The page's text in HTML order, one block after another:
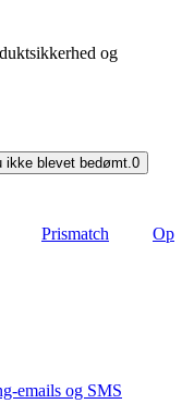
og
ikke blevet bedømt.0
Prismatch
Op
emails og SMS